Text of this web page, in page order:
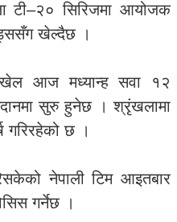
टी–२० सिरिजमा आयोजक
खेल्दैछ ।
खेल आज मध्यान्ह सवा १२
सुरु हुनेछ । श्रृंखलामा
गरिरहेको छ ।
नेपाली टिम आइतबार
गर्नेछ ।